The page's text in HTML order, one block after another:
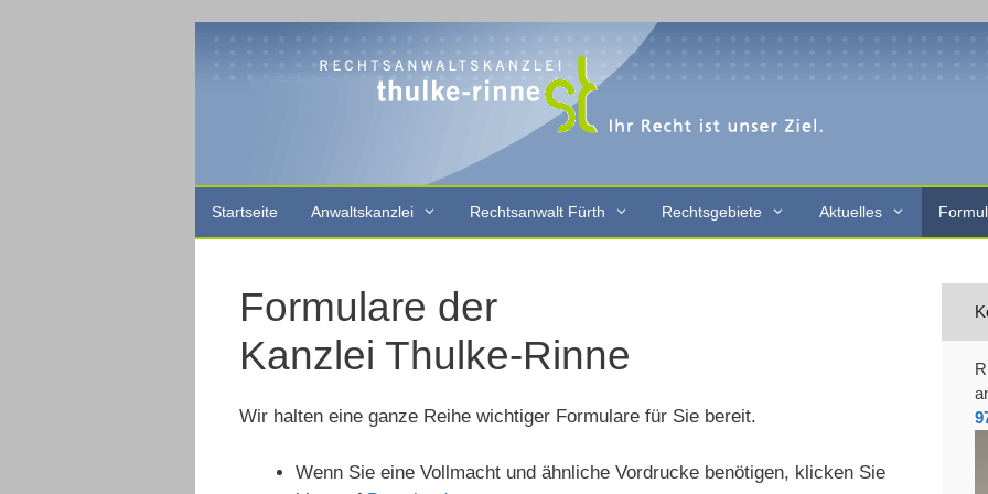
Startseite Anwaltskanzlei Rechtsanwalt Fürth Rechtsgebiete Aktuelles
Formulare der
Kanzlei Thulke-Rinne
Wir halten eine ganze Reihe wichtiger Formulare für Sie bereit.
Wenn Sie eine Vollmacht und ähnliche Vordrucke benötigen, klicken Sie